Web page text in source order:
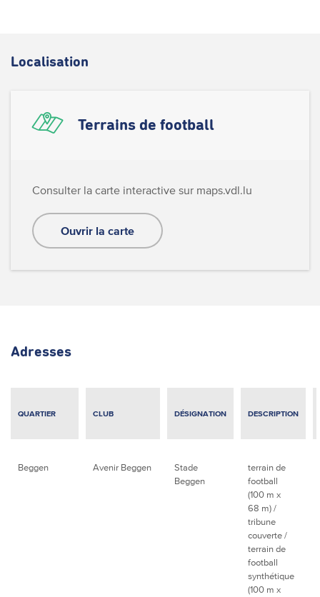
Localisation
Terrains de football
Consulter la carte interactive sur maps.vdl.lu
Ouvrir la carte
Adresses
QUARTIER CLUB DÉSIGNATION DESCRIPTION
Beggen Avenir Beggen
Stade
Beggen
terrain de
football
(100 m x
68 m) /
tribune
couverte /
terrain de
football
synthétique
(100 m x